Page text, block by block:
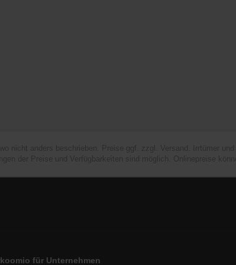
koomio für Unternehmen